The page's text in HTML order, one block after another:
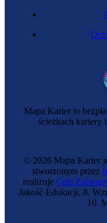
Mapa Karier to
ścieżkach kariery
© 2026 Mapa Karier
stworzonym przez
realizuje Cele
Jakość Edukacji, 8.
10.